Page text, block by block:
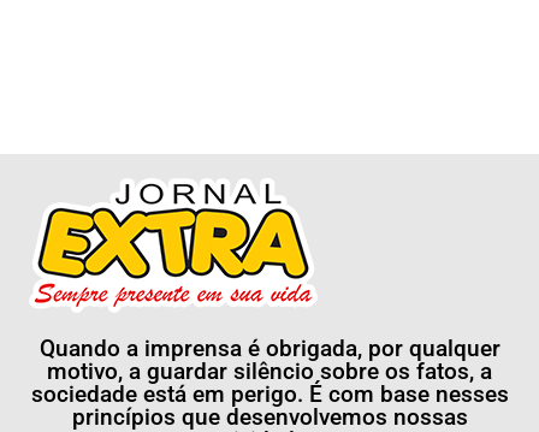
Quando a imprensa é obrigada, por qualquer
motivo, a guardar silêncio sobre os fatos, a
sociedade está em perigo. É com base nesses
princípios que desenvolvemos nossas